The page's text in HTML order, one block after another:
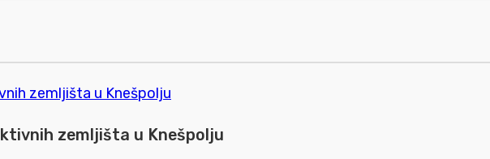
zemljišta u Knešpolju